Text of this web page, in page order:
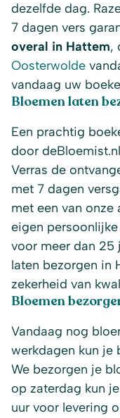
dezelfde dag.
7 dagen vers
overal in Hattem,
Oosterwolde
vandaag uw
Bloemen laten
Een prachtig
door
Verras de
met 7 dagen
met een van onze
eigen
voor meer dan 25
laten bezorgen in
zekerheid van
Bloemen
Vandaag nog
werkdagen kun je
We bezorgen je
op zaterdag kun
uur voor levering